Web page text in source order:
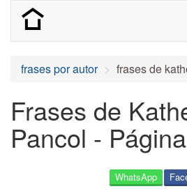
frases por autor frases de
Frases de
Pancol -
WhatsApp